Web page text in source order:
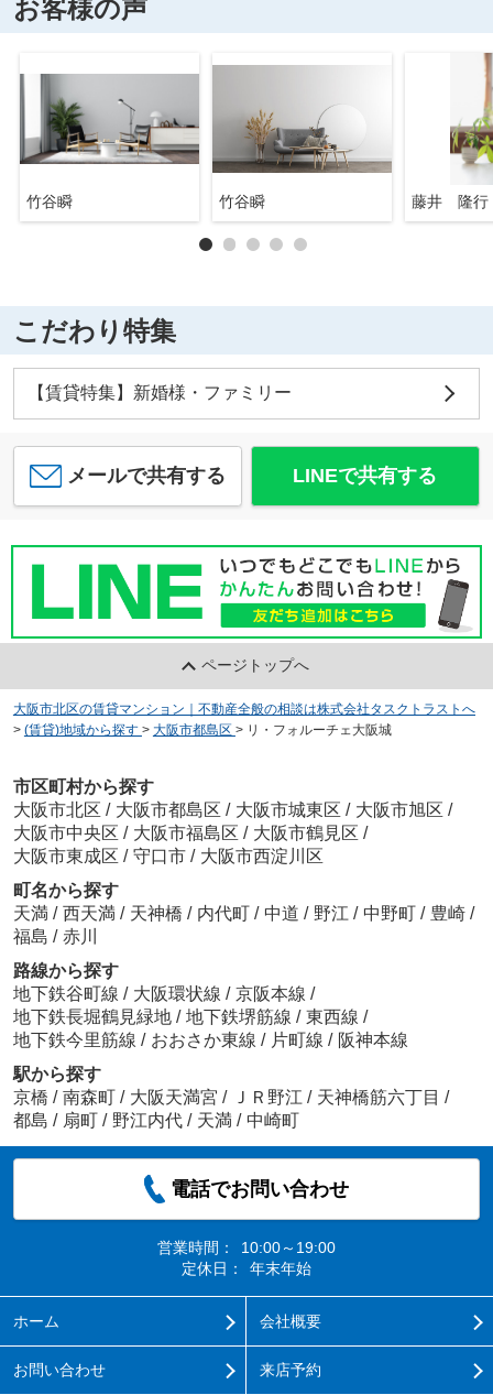
お客様の声
竹谷瞬 竹谷瞬 藤井 隆行
こだわり特集
【賃貸特集】新婚様・ファミリー
メールで共有する LINEで共有する
ページトップへ
大阪市北区の賃貸マンション｜不動産全般の相談は株式会社タスクトラストへ
> (賃貸)地域から探す > 大阪市都島区 > リ・フォルーチェ大阪城
市区町村から探す
大阪市北区 / 大阪市都島区 / 大阪市城東区 / 大阪市旭区 /
大阪市中央区 / 大阪市福島区 / 大阪市鶴見区 /
大阪市東成区 / 守口市 / 大阪市西淀川区
町名から探す
天満 / 西天満 / 天神橋 / 内代町 / 中道 / 野江 / 中野町 / 豊崎 /
福島 / 赤川
路線から探す
地下鉄谷町線 / 大阪環状線 / 京阪本線 /
地下鉄長堀鶴見緑地 / 地下鉄堺筋線 / 東西線 /
地下鉄今里筋線 / おおさか東線 / 片町線 / 阪神本線
駅から探す
京橋 / 南森町 / 大阪天満宮 / ＪＲ野江 / 天神橋筋六丁目 /
都島 / 扇町 / 野江内代 / 天満 / 中崎町
電話でお問い合わせ
営業時間：
10:00～19:00
定休日：
年末年始
ホーム 会社概要
お問い合わせ 来店予約